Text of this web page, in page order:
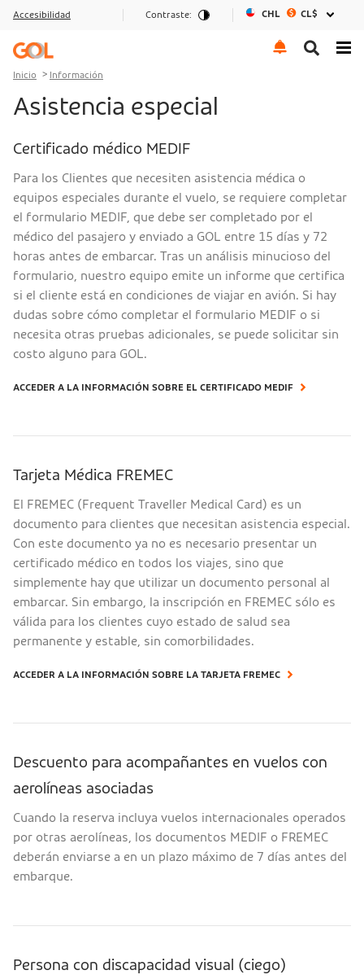
Ir al menu
Ir al contenido
Ir al pie de página
Accesibilidad Contraste: CHL CL$
Inicio Información
Asistencia especial
Certificado médico MEDIF
Para los Clientes que necesiten asistencia médica o
equipos especiales durante el vuelo, se requiere completar
el formulario MEDIF, que debe ser completado por el
médico del pasajero y enviado a GOL entre 15 días y 72
horas antes de embarcar. Tras un análisis minucioso del
formulario, nuestro equipo emite un informe que certifica
si el cliente está en condiciones de viajar en avión. Si hay
dudas sobre cómo completar el formulario MEDIF o si
necesita otras pruebas adicionales, se puede solicitar sin
costo alguno para GOL.
ACCEDER A LA INFORMACIÓN SOBRE EL CERTIFICADO MEDIF
Tarjeta Médica FREMEC
El FREMEC (Frequent Traveller Medical Card) es un
documento para clientes que necesitan asistencia especial.
Con este documento ya no es necesario presentar un
certificado médico en todos los viajes, sino que
simplemente hay que utilizar un documento personal al
embarcar. Sin embargo, la inscripción en FREMEC sólo es
válida para los clientes cuyo estado de salud sea
permanente y estable, sin comorbilidades.
ACCEDER A LA INFORMACIÓN SOBRE LA TARJETA FREMEC
Descuento para acompañantes en vuelos con
aerolíneas asociadas
Cuando la reserva incluya vuelos internacionales operados
por otras aerolíneas, los documentos MEDIF o FREMEC
deberán enviarse a en un plazo máximo de 7 días antes del
embarque.
Persona con discapacidad visual (ciego)